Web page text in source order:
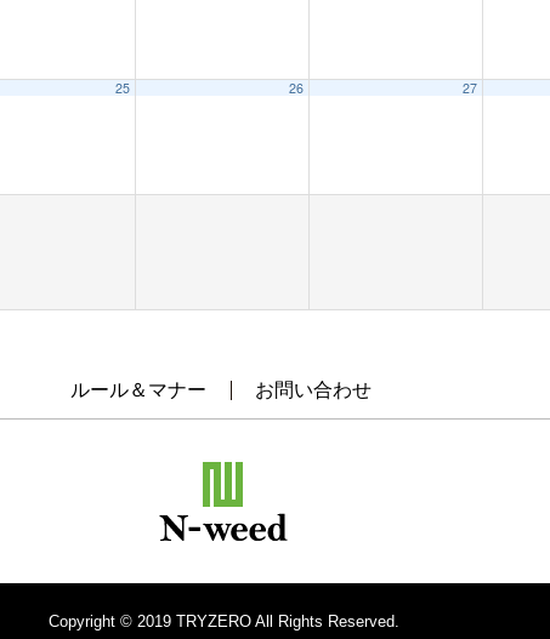
25 26 27
ルール＆マナー お問い合わせ
Copyright © 2019 TRYZERO All Rights Reserved.